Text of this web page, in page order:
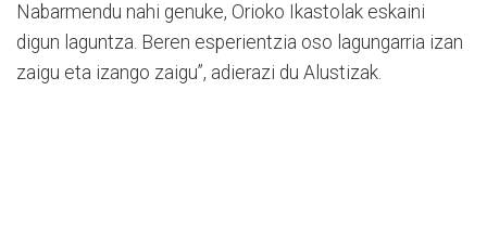
Nabarmendu nahi genuke, Orioko Ikastolak eskaini
digun laguntza. Beren esperientzia oso lagungarria izan
zaigu eta izango zaigu”, adierazi du Alustizak.